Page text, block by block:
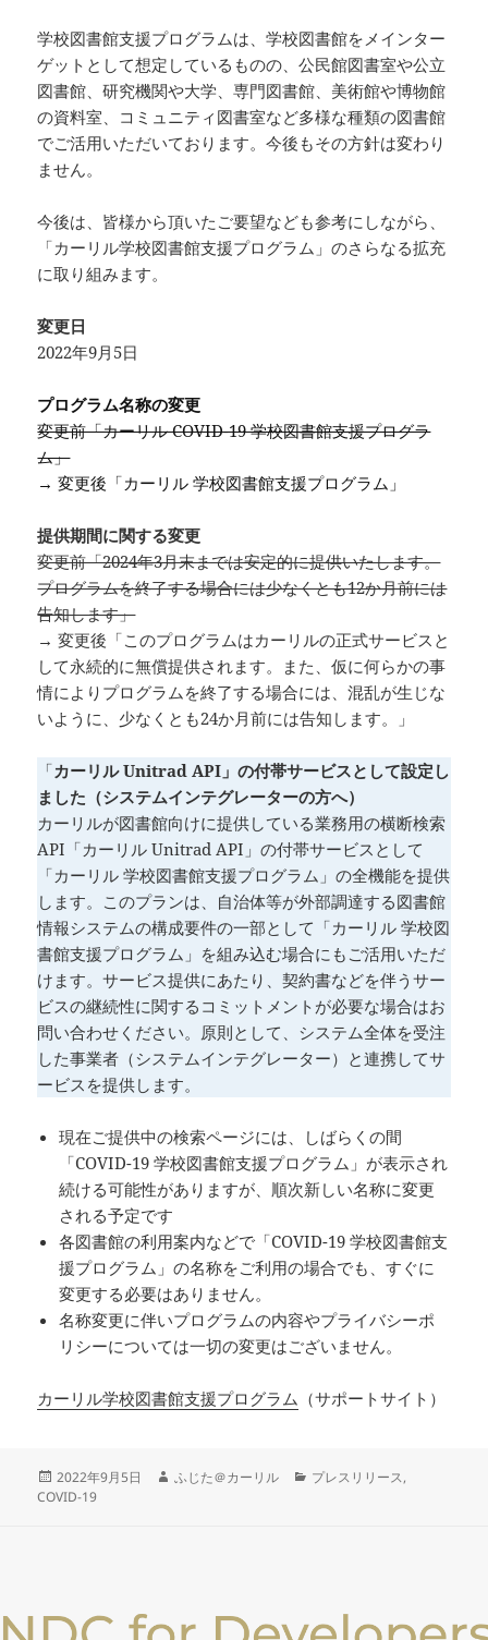
学校図書館支援プログラムは、学校図書館をメインター
ゲットとして想定しているものの、公民館図書室や公立
図書館、研究機関や大学、専門図書館、美術館や博物館
の資料室、コミュニティ図書室など多様な種類の図書館
でご活用いただいております。今後もその方針は変わり
ません。
今後は、皆様から頂いたご要望なども参考にしながら、
「カーリル学校図書館支援プログラム」のさらなる拡充
に取り組みます。
変更日
2022年9月5日
プログラム名称の変更
変更前「カーリル COVID-19 学校図書館支援プログラ
ム」
→ 変更後「カーリル 学校図書館支援プログラム」
提供期間に関する変更
変更前「2024年3月末までは安定的に提供いたします。
プログラムを終了する場合には少なくとも12か月前には
告知します」
→ 変更後「このプログラムはカーリルの正式サービスと
して永続的に無償提供されます。また、仮に何らかの事
情によりプログラムを終了する場合には、混乱が生じな
いように、少なくとも24か月前には告知します。」
「カーリル Unitrad API」の付帯サービスとして設定し
ました（システムインテグレーターの方へ）
カーリルが図書館向けに提供している業務用の横断検索
API「カーリル Unitrad API」の付帯サービスとして
「カーリル 学校図書館支援プログラム」の全機能を提供
します。このプランは、自治体等が外部調達する図書館
情報システムの構成要件の一部として「カーリル 学校図
書館支援プログラム」を組み込む場合にもご活用いただ
けます。サービス提供にあたり、契約書などを伴うサー
ビスの継続性に関するコミットメントが必要な場合はお
問い合わせください。原則として、システム全体を受注
した事業者（システムインテグレーター）と連携してサ
ービスを提供します。
現在ご提供中の検索ページには、しばらくの間
「COVID-19 学校図書館支援プログラム」が表示され
続ける可能性がありますが、順次新しい名称に変更
される予定です
各図書館の利用案内などで「COVID-19 学校図書館支
援プログラム」の名称をご利用の場合でも、すぐに
変更する必要はありません。
名称変更に伴いプログラムの内容やプライバシーポ
リシーについては一切の変更はございません。
カーリル学校図書館支援プログラム （サポートサイト）
投
稿
2022年9月5日
作
ふじた＠カーリル
カ
プレスリリース,
COVID-19